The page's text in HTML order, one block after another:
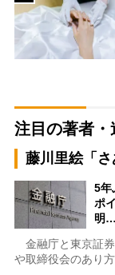
注目の著者・
藤川里絵「さ
5年
ポ
明…
金融庁と東京証
や取締役会のあり